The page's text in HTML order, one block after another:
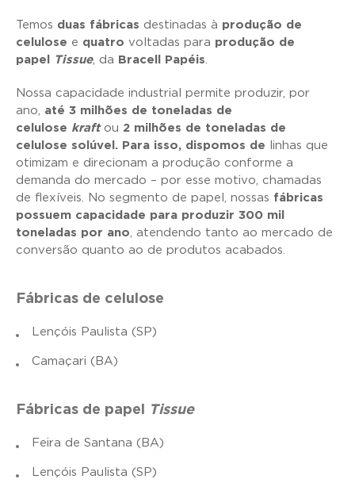
Temos duas fábricas destinadas à produção de
celulose e quatro voltadas para produção de
papel
Tissue, da Bracell Papéis
Nossa capacidade industrial permite produzir, por
ano, até 3 milhões de toneladas de
celulose kraft ou 2 milhões de toneladas de
celulose solúvel. Para isso, dispomos de linhas que
otimizam e direcionam a produção conforme a
demanda do mercado – por esse motivo, chamadas
de flexíveis. No segmento de papel, nossas fábricas
possuem capacidade para produzir 300 mil
toneladas por ano , atendendo tanto ao mercado de
conversão quanto ao de produtos acabados.
Fábricas de celulose
Lençóis Paulista (SP)
Camaçari (BA)
Fábricas de papel Tissue
Feira de Santana (BA)
Lençóis Paulista (SP)